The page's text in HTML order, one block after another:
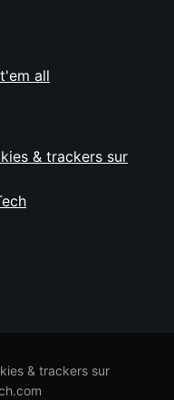
all
& trackers sur
& trackers sur